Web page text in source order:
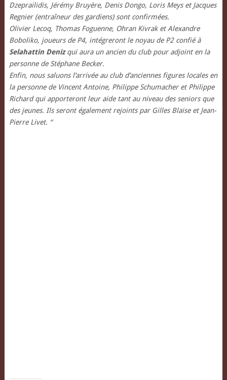
Dzeprailidis, Jérémy Bruyère, Denis Dongo, Loris Meys et Jacques
Regnier (entraîneur des gardiens) sont confirmées.
Olivier Lecoq, Thomas Foguenne, Ohran Kivrak et Alexandre
Boboliko, joueurs de P4, intégreront le noyau de P2 confié à
Selahattin Denizqui aura un ancien du club pour adjoint en la
personne de Stéphane Becker.
Enfin, nous saluons l’arrivée au club d’anciennes figures locales en
la personne de Vincent Antoine, Philippe Schumacher et Philippe
Richard qui apporteront leur aide tant au niveau des seniors que
des jeunes. Ils seront également rejoints par Gilles Blaise et Jean-
Pierre Livet. “